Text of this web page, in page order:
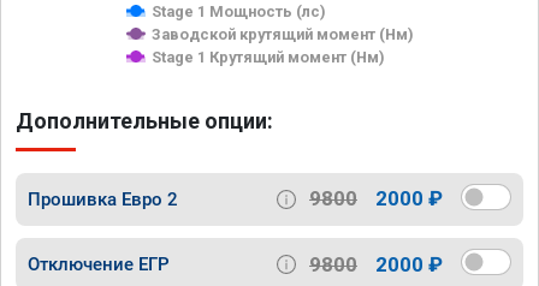
Stage 1 Мощность (лс)
Заводской крутящий момент (Нм)
Stage 1 Крутящий момент (Нм)
Дополнительные опции:
Прошивка Евро 2 9800 2000 ₽
Отключение ЕГР 9800 2000 ₽